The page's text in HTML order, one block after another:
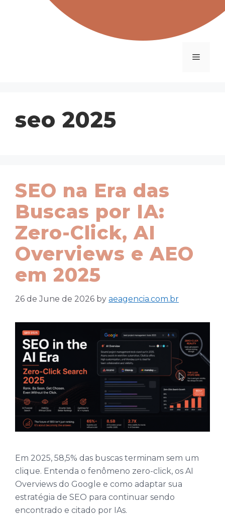
Menu
seo 2025
SEO na Era das
Buscas por IA:
Zero-Click, AI
Overviews e AEO
em 2025
26 de June de 2026 by aeagencia.com.br
Em 2025, 58,5% das buscas terminam sem um
clique. Entenda o fenômeno zero-click, os AI
Overviews do Google e como adaptar sua
estratégia de SEO para continuar sendo
encontrado e citado por IAs.